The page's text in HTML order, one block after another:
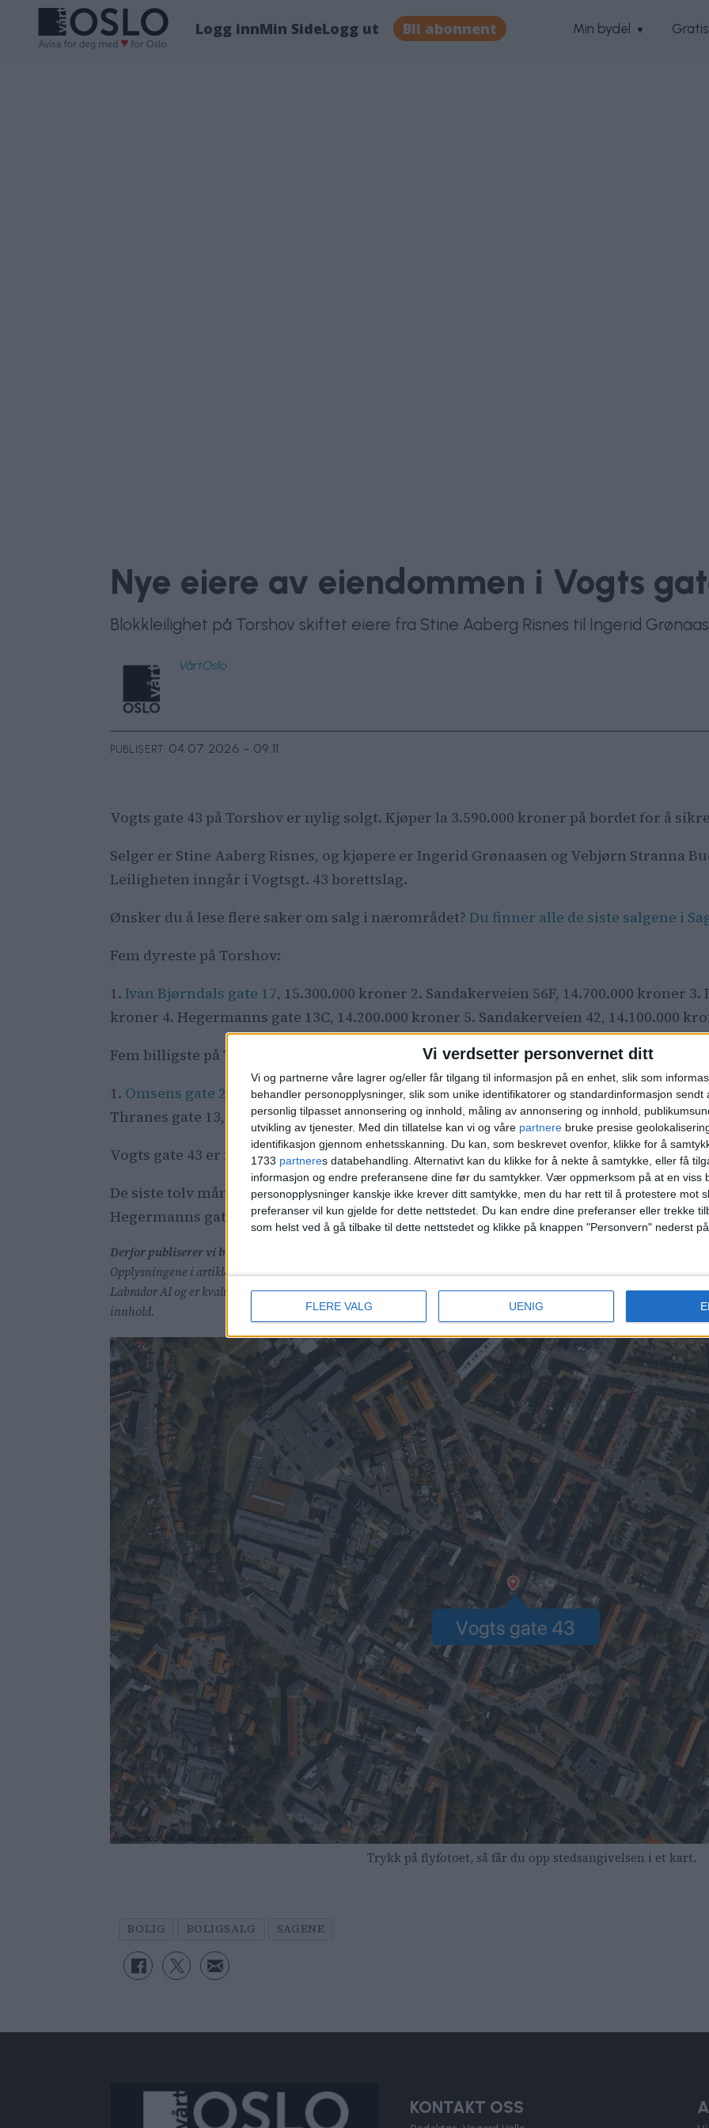
Vi verdsetter personvernet ditt
Vi og partnerne våre lagrer og/eller får tilgang til informasjon på en enhet, slik som
behandler personopplysninger, slik som unike identifikatorer og standardinformasjon sendt
personlig tilpasset annonsering og innhold, måling av annonsering og innhold,
utvikling av tjenester. Med din tillatelse kan vi og våre partnere bruke presise
identifikasjon gjennom enhetsskanning. Du kan, som beskrevet ovenfor, klikke for å
1733 partneres databehandling. Alternativt kan du klikke for å nekte å samtykke, eller få
informasjon og endre preferansene dine før du samtykker. Vær oppmerksom på at en viss
personopplysninger kanskje ikke krever ditt samtykke, men du har rett til å protestere mot
preferanser vil kun gjelde for dette nettstedet. Du kan endre dine preferanser eller trekke
som helst ved å gå tilbake til dette nettstedet og klikke på knappen "Personvern" nederst på
FLERE VALG UENIG
Logg innMin SideLogg ut Bli abonnent Min bydel
Nye eiere av eiendommen i Vogts
Blokkleilighet på Torshov skiftet eiere fra Stine Aaberg Risnes til Ingerid
VårtOslo
PUBLISERT 04.07.2026 - 09:11
Vogts gate 43 på Torshov er nylig solgt. Kjøper la 3.590.000 kroner på bordet for å
Selger er Stine Aaberg Risnes, og kjøpere er Ingerid Grønaasen og Vebjørn Stranna
Leiligheten inngår i Vogtsgt. 43 borettslag.
Ønsker du å lese flere saker om salg i nærområdet?Du finner alle de siste salgene i
Fem dyreste på Torshov:
1.Ivan Bjørndals gate 17, 15.300.000 kroner 2. Sandakerveien 56F, 14.700.000 kroner 3.
kroner 4. Hegermanns gate 13C, 14.200.000 kroner 5. Sandakerveien 42, 14.100.000
Fem billigste på Torshov:
1. Omsens gate 2A
, 1.760.000 kroner 2. Omsens gate 2B, 1.950.000 kroner 3.
Thranes gate 13, 2.750.000 kroner 5. Sandakerveien 23C, 3.175.000 kroner
Vogts gate 43 er nummer 24 på denne listen.
De siste tolv månedene er det solgt 192 andre boliger i 200 meters avstand fra denne
Hegermanns gate 13C, som gikk for 14.200.000 kroner.
Derfor publiserer vi boligsakene
Opplysningene i artiklene om boligsalg er hentet i åpne, offentlige data, og er av allmenn interesse for leserne av
Labrador AI og er kvalitetssikret gjennom regelsett og artikkelmaler. Den publiseres derfor uten menneskelig
innhold.
Trykk på flyfotoet, så får du opp stedsangivelsen i et kart.
BOLIG BOLIGSALG SAGENE
KONTAKT OSS